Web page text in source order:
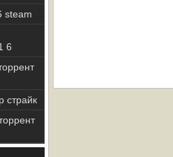
steam
6
страйк